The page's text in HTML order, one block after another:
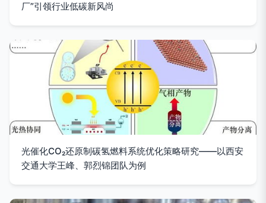
厂”引领行业低碳新风尚
光催化CO₂还原制碳氢燃料系统优化策略研究——以西安
交通大学王峰、郭烈锦团队为例